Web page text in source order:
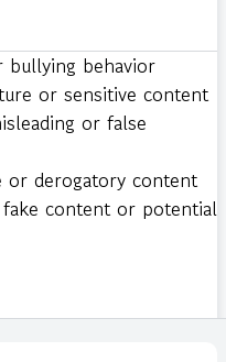
bullying behavior
or sensitive content
or false
or derogatory content
content or potential